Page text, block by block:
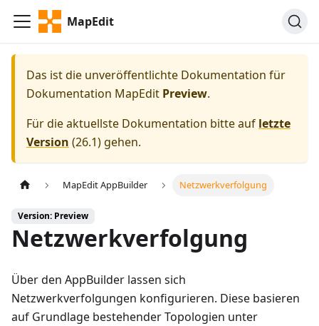
MapEdit
Das ist die unveröffentlichte Dokumentation für
Dokumentation MapEdit Preview.
Für die aktuellste Dokumentation bitte auf letzte
Version (26.1) gehen.
MapEdit AppBuilder Netzwerkverfolgung
Version: Preview
Netzwerkverfolgung
Über den AppBuilder lassen sich
Netzwerkverfolgungen konfigurieren. Diese basieren
auf Grundlage bestehender Topologien unter